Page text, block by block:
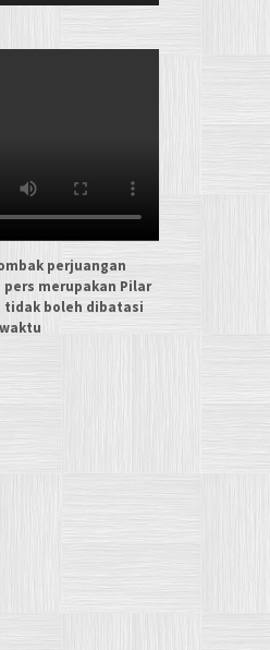
perjuangan
merupakan Pilar
tidak boleh dibatasi